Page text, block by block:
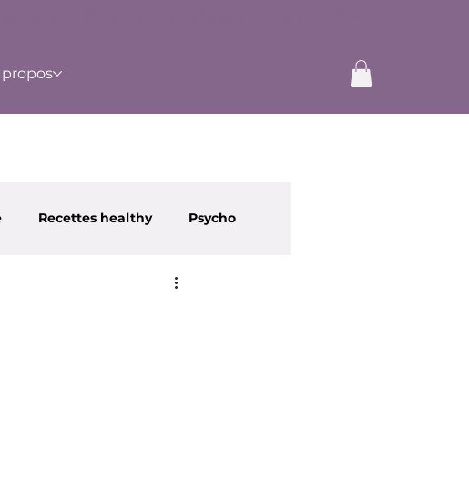
propos
Recettes healthy Psycho